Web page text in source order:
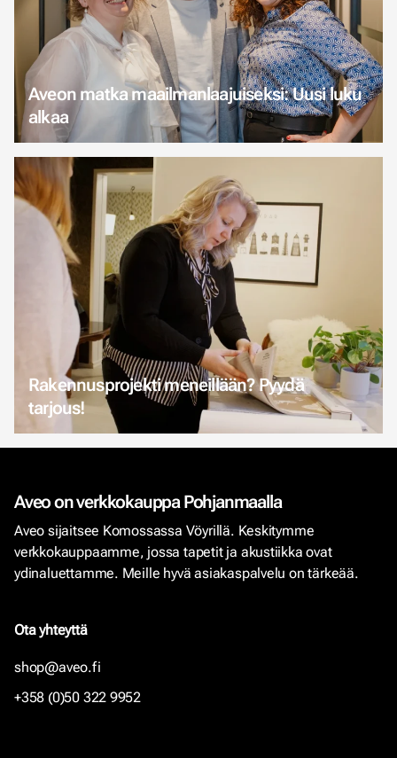
Aveon matka maailmanlaajuiseksi: Uusi luku
alkaa
Rakennusprojekti meneillään? Pyydä
tarjous!
Aveo on verkkokauppa Pohjanmaalla
Aveo sijaitsee Komossassa Vöyrillä. Keskitymme
verkkokauppaamme, jossa tapetit ja akustiikka ovat
ydinaluettamme. Meille hyvä asiakaspalvelu on tärkeää.
Ota yhteyttä
shop@aveo.fi
+358 (0)50 322 9952